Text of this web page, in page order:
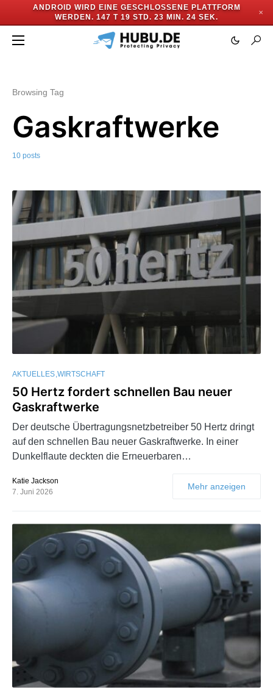
ANDROID WIRD EINE GESCHLOSSENE PLATTFORM
WERDEN. 147 T 19 STD. 23 MIN. 23 SEK.
✕
Browsing Tag
Gaskraftwerke
10 posts
AKTUELLES WIRTSCHAFT
50 Hertz fordert schnellen Bau neuer
Gaskraftwerke
Der deutsche Übertragungsnetzbetreiber 50 Hertz dringt
auf den schnellen Bau neuer Gaskraftwerke. In einer
Dunkelflaute deckten die Erneuerbaren…
Katie Jackson
7. Juni 2026
Mehr anzeigen